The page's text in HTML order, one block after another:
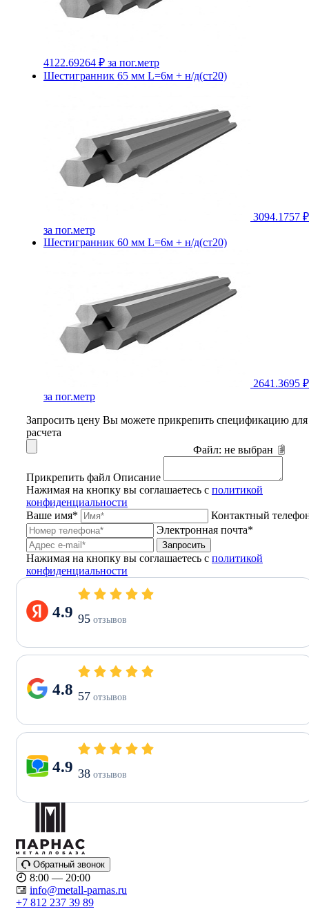
4122.69264 ₽ за пог.метр
Шестигранник 65 мм L=6м + н/д(ст20)
3094.1757 ₽
за пог.метр
Шестигранник 60 мм L=6м + н/д(ст20)
2641.3695 ₽
за пог.метр
Запросить цену Вы можете прикрепить спецификацию для
расчета
Файл: не выбран
Прикрепить файл Описание
Нажимая на кнопку вы соглашаетесь с политикой
конфиденциальности
Ваше имя*
Контактный
Электронная почта*
Запросить
Нажимая на кнопку вы соглашаетесь с политикой
конфиденциальности
4.9 95 отзывов
4.8 57 отзывов
4.9 38 отзывов
Обратный звонок
8:00 — 20:00
info@metall-parnas.ru
+7 812 237 39 89